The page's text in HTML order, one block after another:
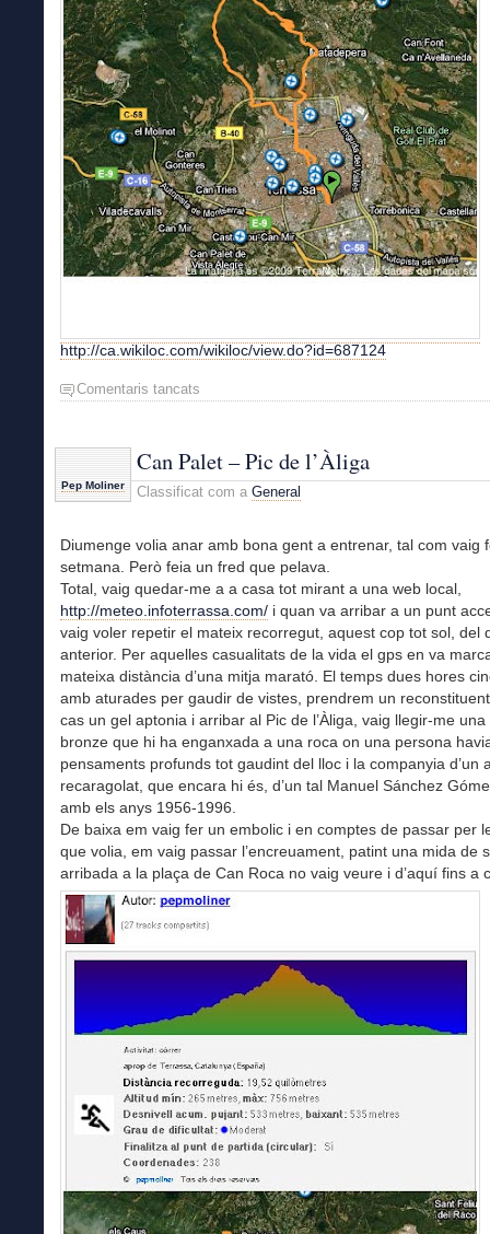
http://ca.wikiloc.com/wikiloc/view.do?id=687124
Comentaris tancats
Pic
de
Pep Moliner
Can Palet – Pic de l’Àliga
Classificat com a General
Diumenge volia anar amb bona gent a entrenar, tal com vaig
setmana. Però feia un fred que pelava.
Total, vaig quedar-me a a casa tot mirant a una web local,
http://meteo.infoterrassa.com/ i quan va arribar a un punt
vaig voler repetir el mateix recorregut, aquest cop tot sol, del
anterior. Per aquelles casualitats de la vida el gps en va
mateixa distància d’una mitja marató. El temps dues hores
amb aturades per gaudir de vistes, prendrem un
cas un gel aptonia i arribar al Pic de l’Àliga, vaig llegir-me
bronze que hi ha enganxada a una roca on una persona
pensaments profunds tot gaudint del lloc i la companyia d’un
recaragolat, que encara hi és, d’un tal Manuel Sánchez
amb els anys 1956-1996.
De baixa em vaig fer un embolic i en comptes de passar per
que volia, em vaig passar l’encreuament, patint una mida de
arribada a la plaça de Can Roca no vaig veure i d’aquí fins a